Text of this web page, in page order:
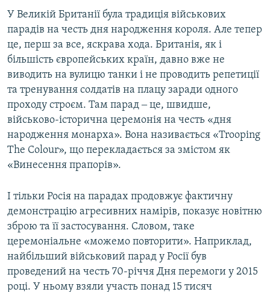
У Великій Британії була традиція військових
парадів на честь дня народження короля. Але тепер
це, перш за все, яскрава хода. Британія, як і
більшість європейських країн, давно вже не
виводить на вулицю танки і не проводить репетиції
та тренування солдатів на плацу заради одного
проходу строєм. Там парад ‒ це, швидше,
військово-історична церемонія на честь «дня
народження монарха». Вона називається «Trooping
The Colour», що перекладається за змістом як
«Винесення прапорів».
І тільки Росія на парадах продовжує фактичну
демонстрацію агресивних намірів, показує новітню
зброю та її застосування. Словом, таке
церемоніальне «можемо повторити». Наприклад,
найбільший військовий парад у Росії був
проведений на честь 70-річчя Дня перемоги у 2015
році. У ньому взяли участь понад 15 тисяч